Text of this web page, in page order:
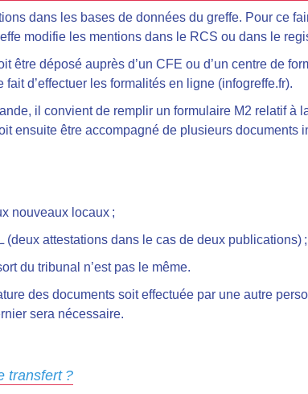
dans les bases de données du greffe. Pour ce
modifie les mentions dans le RCS ou dans le
être déposé auprès d’un CFE ou d’un centre de
d’effectuer les formalités en ligne (infogreffe.fr).
il convient de remplir un formulaire M2 relatif à
ensuite être accompagné de plusieurs documents
nouveaux locaux ;
(deux attestations dans le cas de deux publications) ;
du tribunal n’est pas le même.
des documents soit effectuée par une autre
sera nécessaire.
transfert ?